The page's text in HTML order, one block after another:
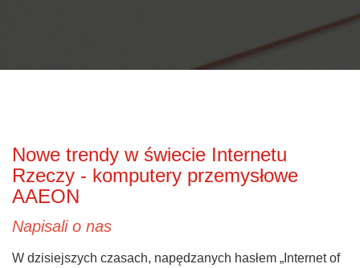
Nowe trendy w świecie Internetu
Rzeczy - komputery przemysłowe
AAEON
Napisali o nas
W dzisiejszych czasach, napędzanych hasłem „Internet of